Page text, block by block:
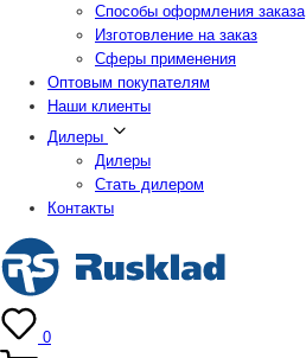
Способы оформления заказа
Изготовление на заказ
Сферы применения
Оптовым покупателям
Наши клиенты
Дилеры
Дилеры
Стать дилером
Контакты
0